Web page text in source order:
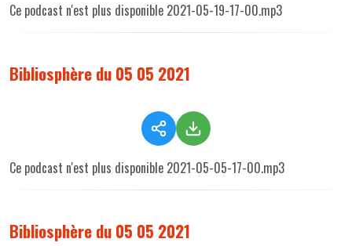
Ce podcast n'est plus disponible 2021-05-19-17-00.mp3
Bibliosphère du 05 05 2021
Ce podcast n'est plus disponible 2021-05-05-17-00.mp3
Bibliosphère du 05 05 2021